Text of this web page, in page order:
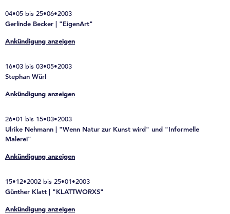
04•05 bis 25•06•2003
Gerlinde Becker | "EigenArt"
Ankündigung anzeigen
16•03 bis 03•05•2003
Stephan Würl
Ankündigung anzeigen
26•01 bis 15•03•2003
Ulrike Nehmann | "Wenn Natur zur Kunst wird" und "Informelle
Malerei"
Ankündigung anzeigen
15•12•2002 bis 25•01•2003
Günther Klatt | "KLATTWORXS"
Ankündigung anzeigen